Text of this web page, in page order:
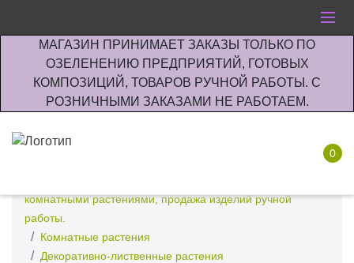
МАГАЗИН ПРИНИМАЕТ ЗАКАЗЫ ТОЛЬКО ПО
ОЗЕЛЕНЕНИЮ ПРЕДПРИЯТИЙ, ГОТОВЫХ
КОМПОЗИЦИЙ, ТОВАРОВ РУЧНОЙ РАБОТЫ. С
РОЗНИЧНЫМИ ЗАКАЗАМИ НЕ РАБОТАЕМ.
0
комнатными растениями, продажа изделий ручной
работы.
Комнатные растения
Декоративно-лиственные растения